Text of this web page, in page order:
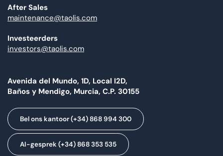
After Sales
maintenance@taolis.com
Investeerders
investors@taolis.com
Avenida del Mundo, 1D, Local I2D,
Baños y Mendigo, Murcia, C.P. 30155
Bel ons kantoor (+34) 868 994 300
AI-gesprek (+34) 868 353 535